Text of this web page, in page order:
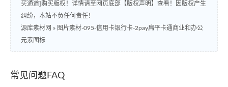
买通道]购买版权！详情请至网页底部【版权声明】查看！因版权产生
纠纷，本站不负任何责任！
源库素材网 » 图片素材-095-信用卡银行卡-2pay扁平卡通商业和办公
元素图标
常见问题FAQ